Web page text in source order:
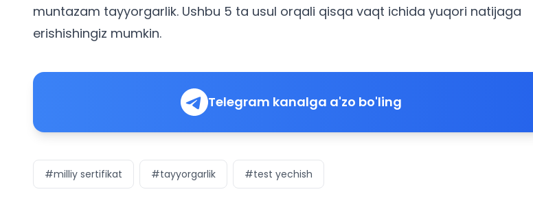
muntazam tayyorgarlik. Ushbu 5 ta usul orqali qisqa vaqt ichida yuqori natijaga
erishishingiz mumkin.
Telegram kanalga a'zo bo'ling
#milliy sertifikat #tayyorgarlik #test yechish